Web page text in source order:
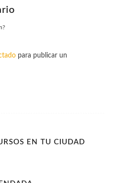
para publicar un
EN TU CIUDAD